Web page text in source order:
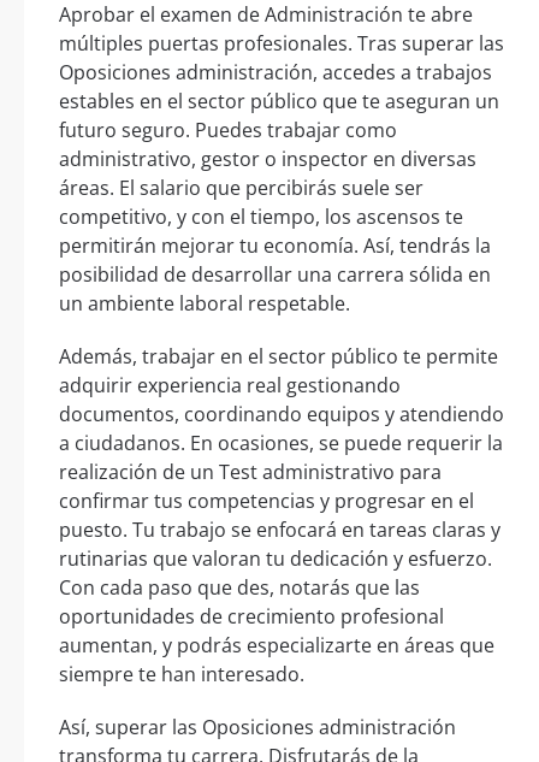
Aprobar el examen de Administración te abre
múltiples puertas profesionales. Tras superar las
Oposiciones administración, accedes a trabajos
estables en el sector público que te aseguran un
futuro seguro. Puedes trabajar como
administrativo, gestor o inspector en diversas
áreas. El salario que percibirás suele ser
competitivo, y con el tiempo, los ascensos te
permitirán mejorar tu economía. Así, tendrás la
posibilidad de desarrollar una carrera sólida en
un ambiente laboral respetable.
Además, trabajar en el sector público te permite
adquirir experiencia real gestionando
documentos, coordinando equipos y atendiendo
a ciudadanos. En ocasiones, se puede requerir la
realización de un Test administrativo para
confirmar tus competencias y progresar en el
puesto. Tu trabajo se enfocará en tareas claras y
rutinarias que valoran tu dedicación y esfuerzo.
Con cada paso que des, notarás que las
oportunidades de crecimiento profesional
aumentan, y podrás especializarte en áreas que
siempre te han interesado.
Así, superar las Oposiciones administración
transforma tu carrera. Disfrutarás de la